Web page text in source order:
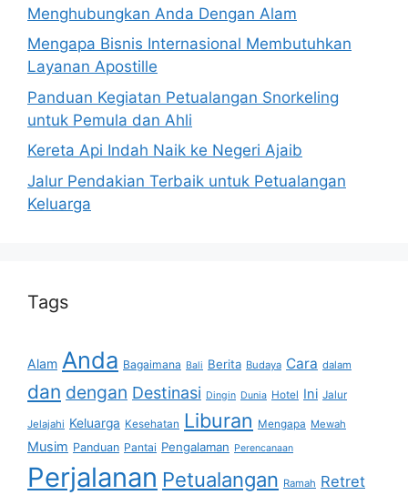
Menghubungkan Anda Dengan Alam
Mengapa Bisnis Internasional Membutuhkan
Layanan Apostille
Panduan Kegiatan Petualangan Snorkeling
untuk Pemula dan Ahli
Kereta Api Indah Naik ke Negeri Ajaib
Jalur Pendakian Terbaik untuk Petualangan
Keluarga
Tags
Alam Anda Bagaimana Bali Berita Budaya Cara dalam
dan dengan Destinasi Dingin Dunia Hotel Ini Jalur
Jelajahi Keluarga Kesehatan Liburan Mengapa Mewah
Musim Panduan Pantai Pengalaman Perencanaan
Perjalanan Petualangan Ramah Retret